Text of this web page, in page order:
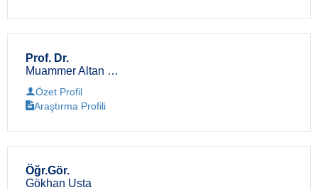
Prof. Dr.
Muammer Altan Çakır
Özet Profil
Araştırma Profili
Öğr.Gör.
Gökhan Usta